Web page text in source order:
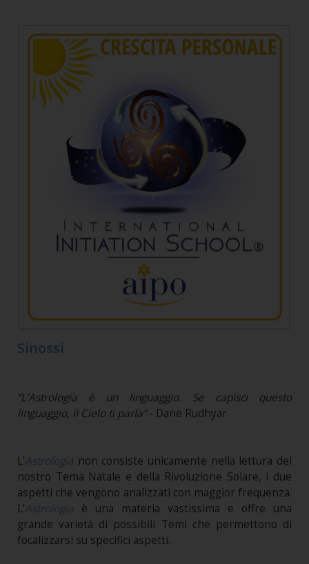
Sinossi
“L’Astrologia è un linguaggio. Se capisci questo
linguaggio, il Cielo ti parla”- Dane Rudhyar
L’Astrologia non consiste unicamente nella lettura del
nostro Tema Natale e della Rivoluzione Solare, i due
aspetti che vengono analizzati con maggior frequenza.
L’Astrologia è una materia vastissima e offre una
grande varietà di possibili Temi che permettono di
focalizzarsi su specifici aspetti.